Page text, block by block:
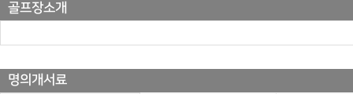
골프장소개
명의개서료